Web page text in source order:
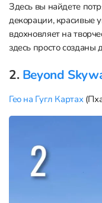
Здесь вы найдете
декорации, красивые
вдохновляет на
здесь просто созданы
2. Beyond
Гео на Гугл Картах